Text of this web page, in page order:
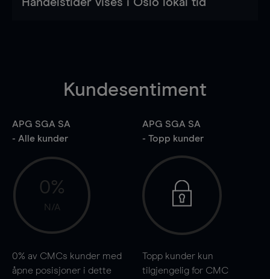
Kundesentiment
APG SGA SA
- Alle kunder
0%
N/A
0% av CMCs kunder med
åpne posisjoner i dette
APG SGA SA
- Topp kunder
Topp kunder kun
tilgjengelig for CMC